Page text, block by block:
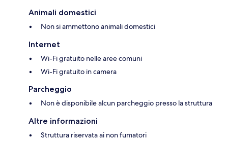
Animali domestici
Non si ammettono animali domestici
Internet
Wi-Fi gratuito nelle aree comuni
Wi-Fi gratuito in camera
Parcheggio
Non è disponibile alcun parcheggio presso la struttura
Altre informazioni
Struttura riservata ai non fumatori